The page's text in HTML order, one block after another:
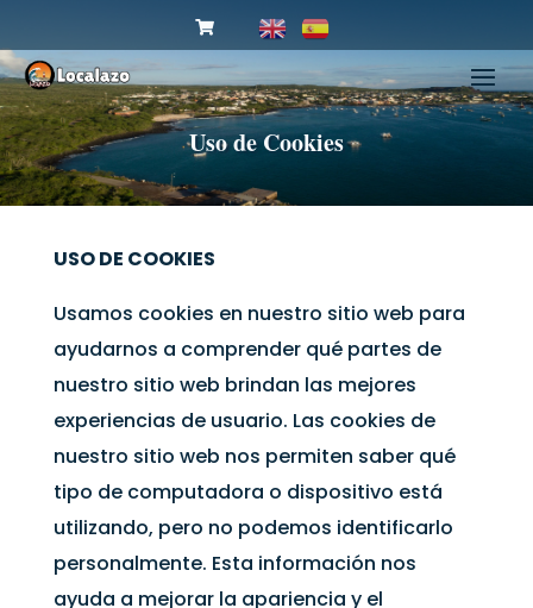
Uso de Cookies
USO DE COOKIES
Usamos cookies en nuestro sitio web para
ayudarnos a comprender qué partes de
nuestro sitio web brindan las mejores
experiencias de usuario. Las cookies de
nuestro sitio web nos permiten saber qué
tipo de computadora o dispositivo está
utilizando, pero no podemos identificarlo
personalmente. Esta información nos
ayuda a mejorar la apariencia y el